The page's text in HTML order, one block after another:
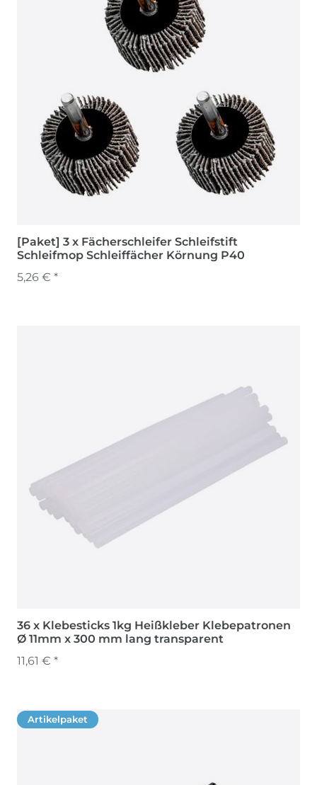
[Paket] 3 x Fächerschleifer Schleifstift
Schleifmop Schleiffächer Körnung P40
5,26 € *
36 x Klebesticks 1kg Heißkleber Klebepatronen
Ø 11mm x 300 mm lang transparent
11,61 € *
Artikelpaket